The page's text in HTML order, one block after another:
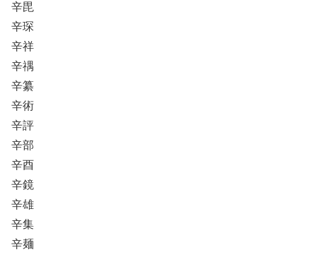
辛毘
辛琛
辛祥
辛禑
辛纂
辛術
辛評
辛部
辛酉
辛鏡
辛雄
辛集
辛麺